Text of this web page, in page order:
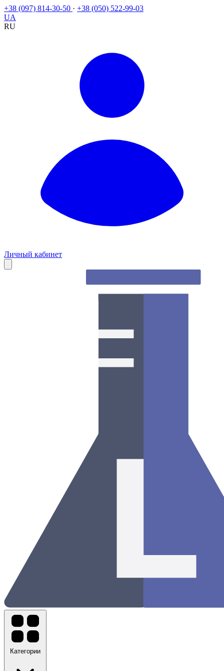
+38 (097) 814-30-50 · +38 (050) 522-99-03
UA
RU
Личный кабинет
Категории